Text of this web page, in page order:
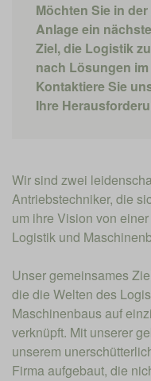
Möchten Sie in
Anlage ein
Ziel, die Logistik
nach Lösungen
Kontaktiere Sie
Ihre
Wir sind zwei
Antriebstechniker, die
um ihre Vision von
Logistik und
Unser gemeinsames
die die Welten des
Maschinenbaus auf
verknüpft. Mit unserer
unserem
Firma aufgebaut, die